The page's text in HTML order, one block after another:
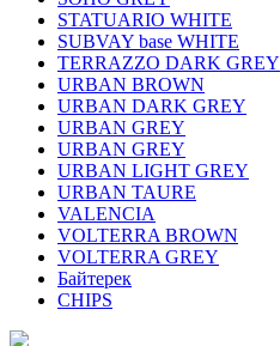
STATUARIO WHITE
SUBVAY base WHITE
TERRAZZO DARK GREY
URBAN BROWN
URBAN DARK GREY
URBAN GREY
URBAN GREY
URBAN LIGHT GREY
URBAN TAURE
VALENCIA
VOLTERRA BROWN
VOLTERRA GREY
Байтерек
СHIPS